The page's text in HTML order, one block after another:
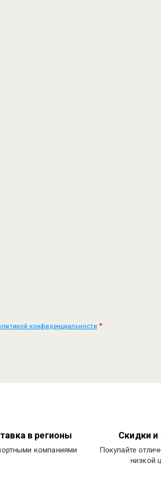
конфиденциальности *
в регионы
компаниями
Скидки и
Покупайте
низкой